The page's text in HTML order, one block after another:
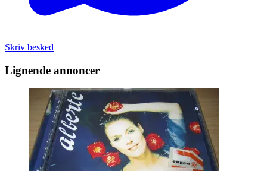
Skriv besked
Lignende annoncer